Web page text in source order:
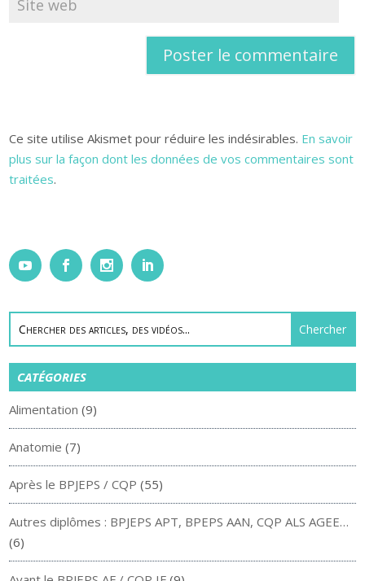
Ce site utilise Akismet pour réduire les indésirables. En savoir
plus sur la façon dont les données de vos commentaires sont
traitées.
CATÉGORIES
Alimentation (9)
Anatomie (7)
Après le BPJEPS / CQP (55)
Autres diplômes : BPJEPS APT, BPEPS AAN, CQP ALS AGEE…
(6)